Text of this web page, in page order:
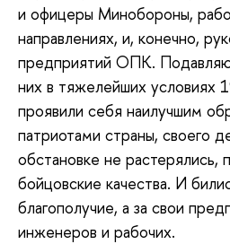
и офицеры Минобороны,
направлениях, и, конечно,
предприятий ОПК.
них в тяжелейших условиях
проявили себя наилучшим
патриотами страны, своего
обстановке не растерялись,
бойцовские качества. И
благополучие, а за свои
инженеров и рабочих.